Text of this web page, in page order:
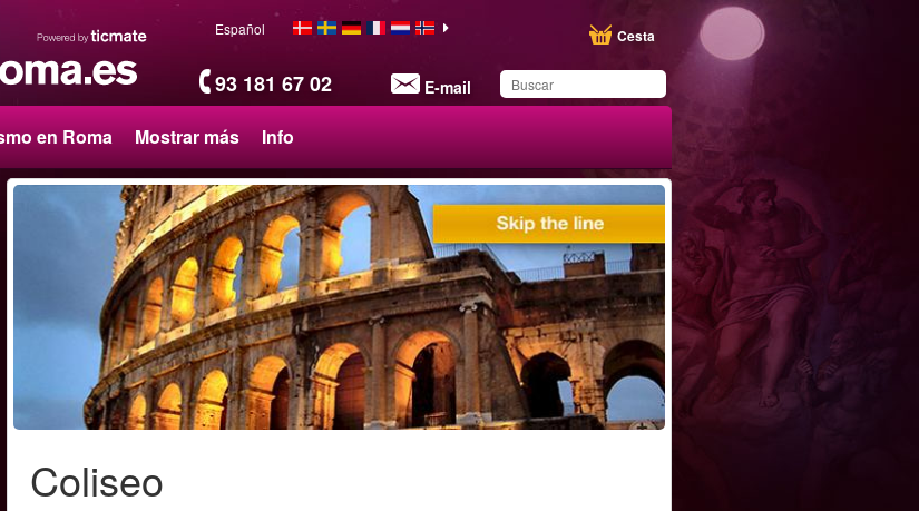
93 181 67 02 E-mail
Cesta
Español
en Roma Mostrar más Info
Ha guardado este
producto en su lista
Coliseo